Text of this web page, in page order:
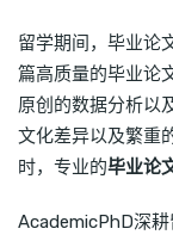
留学期间，毕业论
篇高质量的毕业论
原创的数据分析以
文化差异以及繁重
时，专业的毕业论
AcademicPhD深